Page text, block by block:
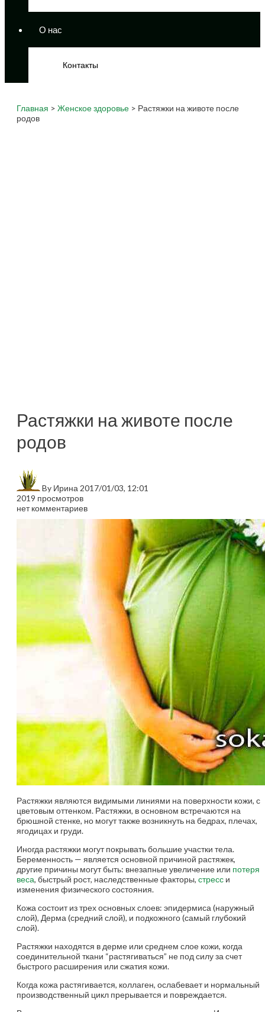
О нас
Контакты
Главная > Женское здоровье > Растяжки на животе после
родов
Растяжки на животе после
родов
By Ирина 2017/01/03, 12:01
2019 просмотров
нет комментариев
Растяжки являются видимыми линиями на поверхности кожи, с
цветовым оттенком. Растяжки, в основном встречаются на
брюшной стенке, но могут также возникнуть на бедрах, плечах,
ягодицах и груди.
Иногда растяжки могут покрывать большие участки тела.
Беременность — является основной причиной растяжек,
другие причины могут быть: внезапные увеличение или потеря
веса, быстрый рост, наследственные факторы, стресс и
изменения физического состояния.
Кожа состоит из трех основных слоев: эпидермиса (наружный
слой), Дерма (средний слой), и подкожного (самый глубокий
слой).
Растяжки находятся в дерме или среднем слое кожи, когда
соединительной ткани “растягиваться” не под силу за счет
быстрого расширения или сжатия кожи.
Когда кожа растягивается, коллаген, ослабевает и нормальный
производственный цикл прерывается и повреждается.